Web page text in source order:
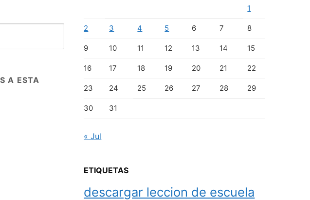
A ESTA
1
2 3 4 5 6 7 8
9 10 11 12 13 14 15
16 17 18 19 20 21 22
23 24 25 26 27 28 29
30 31
« Jul
ETIQUETAS
descargar leccion de escuela